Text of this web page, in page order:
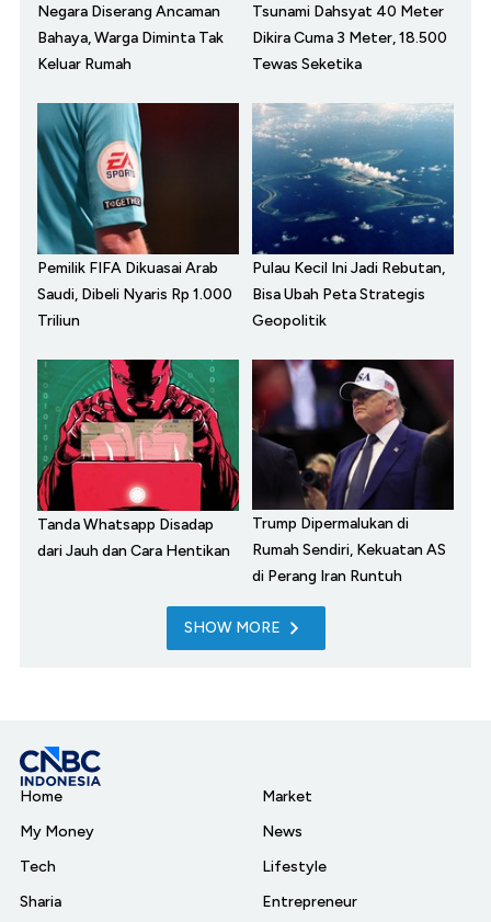
Negara Diserang Ancaman
Bahaya, Warga Diminta Tak
Keluar Rumah
Tsunami Dahsyat 40 Meter
Dikira Cuma 3 Meter, 18.500
Tewas Seketika
Pemilik FIFA Dikuasai Arab
Saudi, Dibeli Nyaris Rp 1.000
Triliun
Pulau Kecil Ini Jadi Rebutan,
Bisa Ubah Peta Strategis
Geopolitik
Tanda Whatsapp Disadap
dari Jauh dan Cara Hentikan
Trump Dipermalukan di
Rumah Sendiri, Kekuatan AS
di Perang Iran Runtuh
SHOW MORE
Home
My Money
Tech
Sharia
Market
News
Lifestyle
Entrepreneur